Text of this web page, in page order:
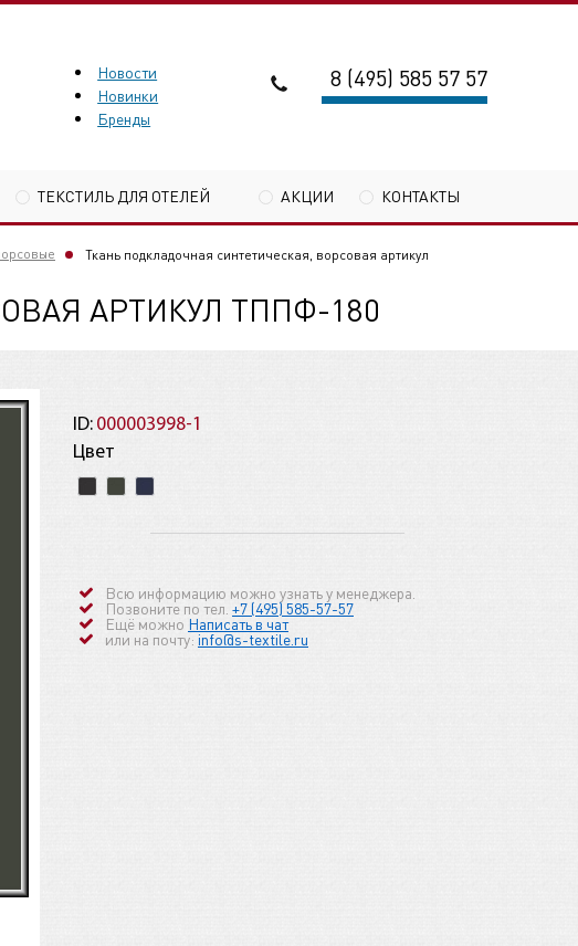
Новости
Новинки
Бренды
8 (495) 585 57 57
ТЕКСТИЛЬ ДЛЯ ОТЕЛЕЙ АКЦИИ КОНТАКТЫ
Ткань подкладочная синтетическая, ворсовая артикул
АРТИКУЛ ТППФ-180
ID: 000003998-1
Цвет
Всю информацию можно узнать у менеджера.
Позвоните по тел. +7 (495) 585-57-57
Ещё можно Написать в чат
или на почту: info@s-textile.ru